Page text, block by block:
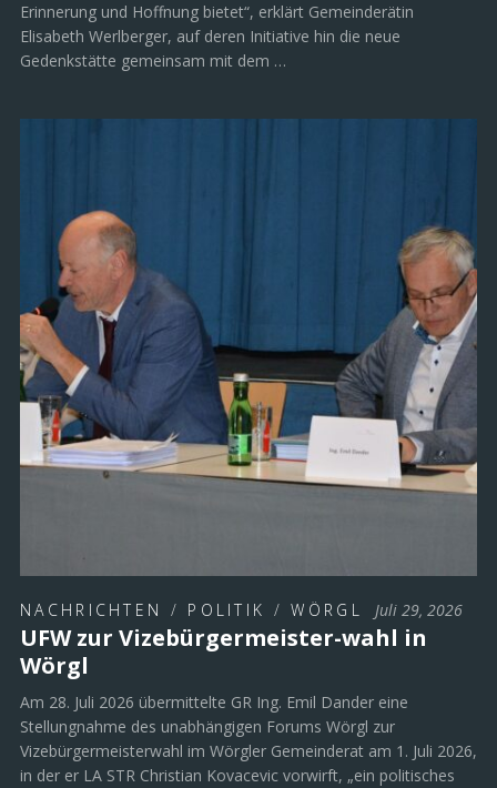
Erinnerung und Hoffnung bietet“, erklärt Gemeinderätin
Elisabeth Werlberger, auf deren Initiative hin die neue
Gedenkstätte gemeinsam mit dem …
NACHRICHTEN / POLITIK /WÖRGL Juli 29, 2026
UFW zur Vizebürgermeister-wahl in
Wörgl
Am 28. Juli 2026 übermittelte GR Ing. Emil Dander eine
Stellungnahme des unabhängigen Forums Wörgl zur
Vizebürgermeisterwahl im Wörgler Gemeinderat am 1. Juli 2026,
in der er LA STR Christian Kovacevic vorwirft, „ein politisches